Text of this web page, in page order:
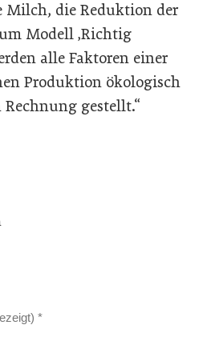
Milch, die Reduktion der
Modell ‚Richtig
alle Faktoren einer
Produktion ökologisch
gestellt.“